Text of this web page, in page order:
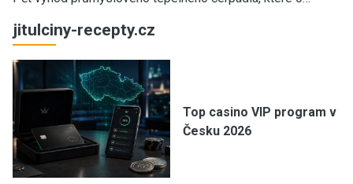
jitulciny-recepty.cz
Top casino VIP program v
Česku 2026